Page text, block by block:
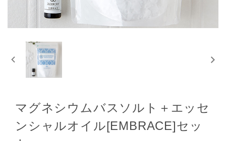
マグネシウムバスソルト＋エッセ
ンシャルオイル[EMBRACE]セッ